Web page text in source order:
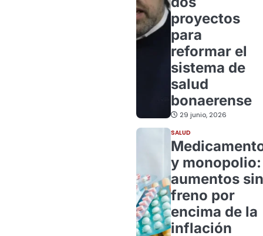
proyectos
para
reformar el
sistema de
salud
bonaerense
29 junio, 2026
SALUD
y monopolio:
aumentos sin
freno por
encima de la
inflación